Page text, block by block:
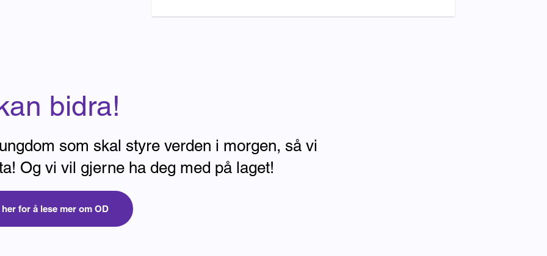
bidra!
som skal styre verden i morgen, så vi
Og vi vil gjerne ha deg med på laget!
for å lese mer om OD